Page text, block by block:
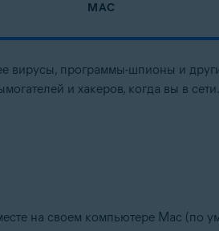
MAC
вирусы, программы-шпионы и
и хакеров, когда вы в сети.
на своем компьютере Mac (по